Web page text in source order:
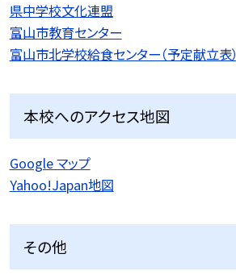
県中学校文化連盟
富山市教育センター
富山市北学校給食センター（予定献立表）
本校へのアクセス地図
Google マップ
Yahoo!Japan地図
その他